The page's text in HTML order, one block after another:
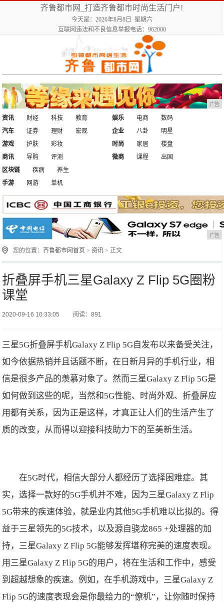
齐鲁都市网_打造齐鲁都市时尚生活门户!
今天是：2026年8月8日 星期六
互联网违法和不良信息举报电话：962000
广告
资讯 财经 科技
教育
汽车
证券 理财 宏观
娱乐 电商
数码
企业
八卦
明星
游戏
护肤
彩妆
商讯
导购 评测
时尚 家居
楼盘
微商
课程
出国
区块链
疾病
养生
手游
网游 单机
广告
您的位置：齐鲁都市网首页 >资讯 > 正文
折叠屏手机三星Galaxy Z Flip 5G圈粉
课堂
2020-09-16 10:33:05 阅读：891
三星5G折叠屏手机Galaxy Z Flip 5G自发布以来备受关注，
如今依据热销并且话题不断，在日新月异的手机行业，相
信是很多产品的羡慕对象了。然而三星Galaxy Z Flip 5G是
如何做到这些的呢，当然和5G性能、时尚外观、折叠屏应
用都有关系，因为正是这样，才真正让人们的生活产生了
质的改变，从而得以迎接科技助力下的至美新生活。
在5G时代，相信大部分人都经历了选择困难症。其
实，选择一款好的5G手机并不难，因为三星Galaxy Z Flip
5G带来的疾速体验，就是业内其他5G手机难以比拟的。得
益于三星领先的5G技术，以及源自骁龙865 +处理器的加
持，三星Galaxy Z Flip 5G能够发挥堪称完美的速度表现。
用三星Galaxy Z Flip 5G的用户，将在生活和工作中，感受
到超越想象的疾速。例如，在手机游戏中，三星Galaxy Z
Flip 5G的速度表现会是你最给力的“僚机”，让你随时保持